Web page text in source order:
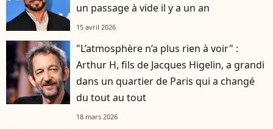
un passage à vide il y a un an
15 avril 2026
"L’atmosphère n’a plus rien à voir" :
Arthur H, fils de Jacques Higelin, a grandi
dans un quartier de Paris qui a changé
du tout au tout
18 mars 2026